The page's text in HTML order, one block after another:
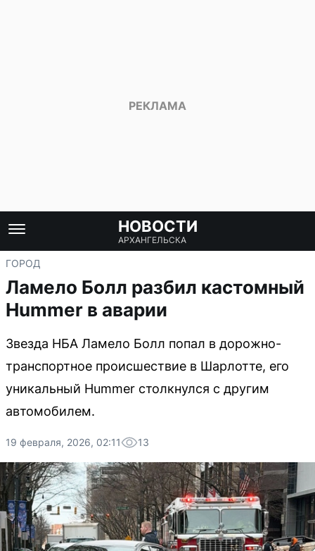
НОВОСТИ
АРХАНГЕЛЬСКА
ГОРОД
Ламело Болл разбил кастомный
Hummer в аварии
Звезда НБА Ламело Болл попал в дорожно-
транспортное происшествие в Шарлотте, его
уникальный Hummer столкнулся с другим
автомобилем.
19 февраля, 2026, 02:11 13